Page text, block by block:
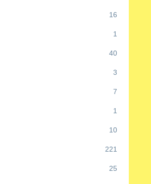
16
1
40
3
7
1
10
221
25